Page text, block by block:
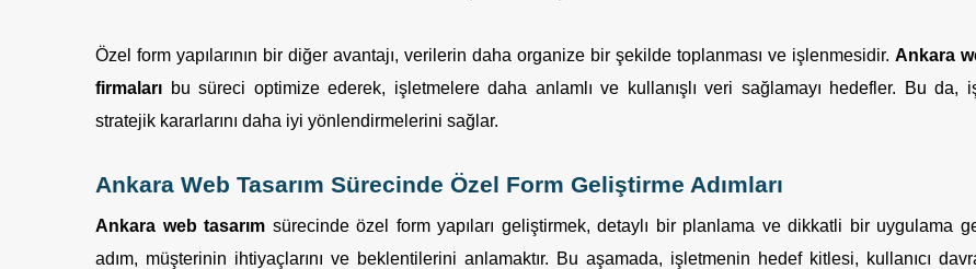
Özel form yapılarının bir diğer avantajı, verilerin daha organize bir şekilde toplanması ve işlenmesidir. Ankara
firmaları bu süreci optimize ederek, işletmelere daha anlamlı ve kullanışlı veri sağlamayı hedefler. Bu da,
stratejik kararlarını daha iyi yönlendirmelerini sağlar.
Ankara Web Tasarım Sürecinde Özel Form Geliştirme Adımları
Ankara web tasarım sürecinde özel form yapıları geliştirmek, detaylı bir planlama ve dikkatli bir uygulama
adım, müşterinin ihtiyaçlarını ve beklentilerini anlamaktır. Bu aşamada, işletmenin hedef kitlesi, kullanıcı